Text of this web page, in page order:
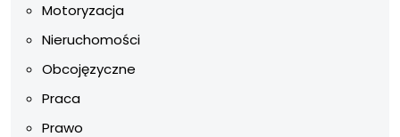
Motoryzacja
Nieruchomości
Obcojęzyczne
Praca
Prawo